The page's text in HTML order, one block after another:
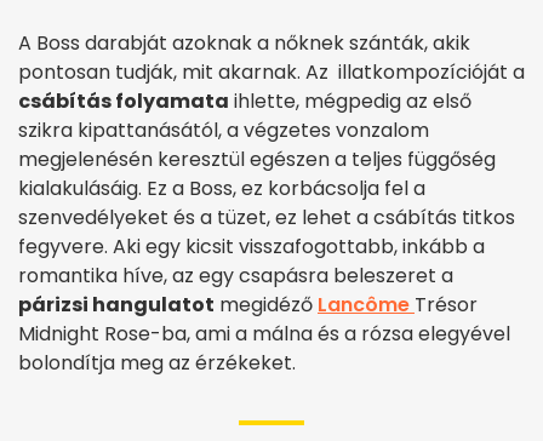
A Boss darabját azoknak a nőknek szánták, akik
pontosan tudják, mit akarnak. Az illatkompozícióját a
csábítás folyamata ihlette, mégpedig az első
szikra kipattanásától, a végzetes vonzalom
megjelenésén keresztül egészen a teljes függőség
kialakulásáig. Ez a Boss, ez korbácsolja fel a
szenvedélyeket és a tüzet, ez lehet a csábítás titkos
fegyvere. Aki egy kicsit visszafogottabb, inkább a
romantika híve, az egy csapásra beleszeret a
párizsi hangulatot megidéző Lancôme Trésor
Midnight Rose-ba, ami a málna és a rózsa elegyével
bolondítja meg az érzékeket.